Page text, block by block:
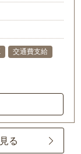
交通費支給
る